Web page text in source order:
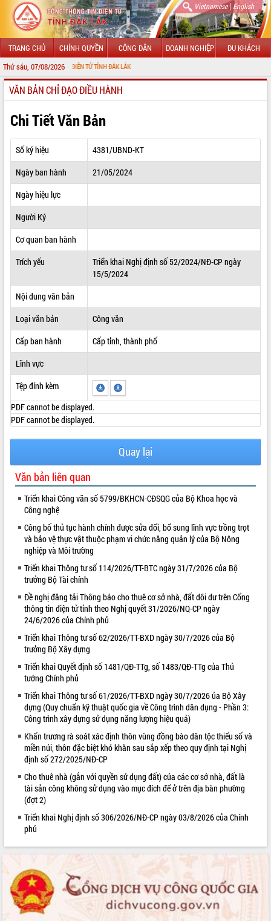
Vietnamese| English
TRANG CHỦ CHÍNH QUYỀN CÔNG DÂN DOANH NGHIỆP DU KHÁCH
Thứ sáu, 07/08/2026
THÔNG TIN ĐIỆN TỬ TỈNH ĐẮK LẮK
GIỚI THIỆU
LÃNH ĐẠO UBND TỈNH
TIN TỨC SỰ KIỆN
SỞ, BAN, NGÀNH
THÔNG TIN CHỈ ĐẠO ĐIỀU HÀNH
HỆ THỐNG VĂN BẢN
VĂN BẢN HĐND TỈNH
ĐIỂM TIN VĂN BẢN
Loading the player...
Lễ truy tặng danh hiệu “Bà Mẹ Việt
Nam Anh hùng” và trao Huân chương
Lao động
UBND tỉnh Đắk Lắk triển khai nhiệm
vụ 6 tháng cuối năm 2026
Kỳ họp thứ Hai, Hội đồng nhân dân
tỉnh khóa XI quyết nghị nhiều nội dung
quan trọng
Bí thư Tỉnh ủy Lương Nguyễn Minh
Triết thăm, tặng quà người có công với
cách mạng
Rà soát, hoàn thiện hệ thống thiết chế
văn hóa, thể thao đáp ứng yêu cầu
Thường trực HĐND tỉnh Đắk Lắk gặp
mặt Đoàn chuyên gia y tế TP. Hồ Chí
Lễ truy điệu và an táng hài cốt liệt sĩ
tại Nghĩa trang Liệt sĩ xã Sơn Hòa
định EUDR
Thứ trưởng Bộ Nông nghiệp và Môi
trường Nguyễn Hoàng Hiệp khảo sát
vùng trồng và doanh nghiệp đóng gói
ALBUM ẢNH
LIÊN KẾT WEB
VĂN BẢN CHỈ ĐẠO ĐIỀU HÀNH
Chi Tiết Văn Bản
Số ký hiệu
4381/UBND-KT
Ngày ban hành
21/05/2024
Ngày hiệu lực
Người Ký
Cơ quan ban hành
Trích yếu
Triển khai Nghị định số 52/2024/NĐ-CP ngày
15/5/2024
Nội dung văn bản
Loại văn bản
Công văn
Cấp ban hành
Cấp tỉnh, thành phố
Lĩnh vực
Tệp đính kèm
PDF cannot be displayed.
PDF cannot be displayed.
Quay lại
Văn bản liên quan
Triển khai Công văn số 5799/BKHCN-CĐSQG của Bộ Khoa học và
Công nghệ
Công bố thủ tục hành chính được sửa đổi, bổ sung lĩnh vực trồng trọt
và bảo vệ thực vật thuộc phạm vi chức năng quản lý của Bộ Nông
nghiệp và Môi trường
Triển khai Thông tư số 114/2026/TT-BTC ngày 31/7/2026 của Bộ
trưởng Bộ Tài chính
Đề nghị đăng tải Thông báo cho thuê cơ sở nhà, đất dôi dư trên Cổng
thông tin điện tử tỉnh theo Nghị quyết 31/2026/NQ-CP ngày
24/6/2026 của Chính phủ
Triển khai Thông tư số 62/2026/TT-BXD ngày 30/7/2026 của Bộ
trưởng Bộ Xây dựng
Triển khai Quyết định số 1481/QĐ-TTg, số 1483/QĐ-TTg của Thủ
tướng Chính phủ
Triển khai Thông tư số 61/2026/TT-BXD ngày 30/7/2026 ủa Bộ Xây
dựng (Quy chuẩn kỹ thuật quốc gia về Công trình dân dụng - Phần 3:
Công trình xây dựng sử dụng năng lượng hiệu quả)
Khẩn trương rà soát xác định thôn vùng đồng bào dân tộc thiểu số và
miền núi, thôn đặc biệt khó khăn sau sắp xếp theo quy định tại Nghị
định số 272/2025/NĐ-CP
Cho thuê nhà (gắn với quyền sử dụng đất) của các cơ sở nhà, đất là
tài sản công không sử dụng vào mục đích để ở trên địa bàn phường
(đợt 2)
Triển khai Nghị định số 306/2026/NĐ-CP ngày 03/8/2026 của Chính
phủ